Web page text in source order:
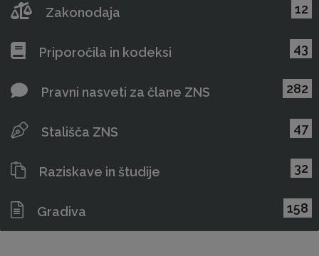
Zakonodaja 12
Priporočila in kodeksi 43
Pravni nasveti za člane ZNS 282
Stališča ZNS 47
Raziskave in študije 32
Gradiva 158